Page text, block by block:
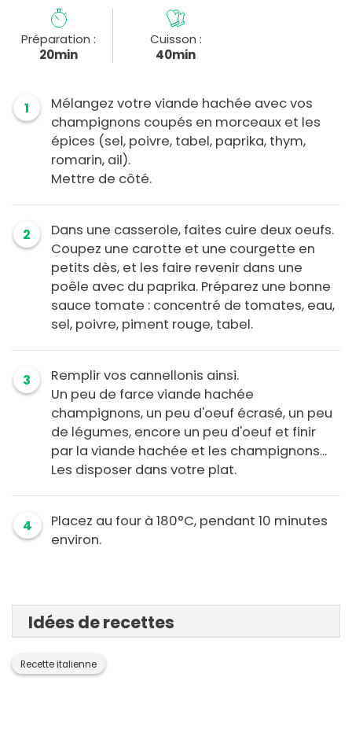
Préparation :
20min
Cuisson :
40min
1
Mélangez votre viande hachée avec vos
champignons coupés en morceaux et les
épices (sel, poivre, tabel, paprika, thym,
romarin, ail).
Mettre de côté.
2
Dans une casserole, faites cuire deux oeufs.
Coupez une carotte et une courgette en
petits dès, et les faire revenir dans une
poêle avec du paprika. Préparez une bonne
sauce tomate : concentré de tomates, eau,
sel, poivre, piment rouge, tabel.
3
Remplir vos cannellonis ainsi.
Un peu de farce viande hachée
champignons, un peu d'oeuf écrasé, un peu
de légumes, encore un peu d'oeuf et finir
par la viande hachée et les champignons...
Les disposer dans votre plat.
4
Placez au four à 180°C, pendant 10 minutes
environ.
Idées de recettes
Recette italienne